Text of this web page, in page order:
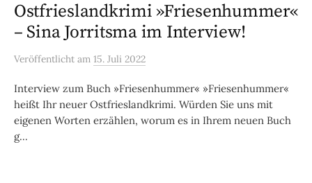
Ostfrieslandkrimi »Friesenhummer«
– Sina Jorritsma im Interview!
Veröffentlicht am 15. Juli 2022
Interview zum Buch »Friesenhummer« »Friesenhummer«
heißt Ihr neuer Ostfrieslandkrimi. Würden Sie uns mit
eigenen Worten erzählen, worum es in Ihrem neuen Buch
g...